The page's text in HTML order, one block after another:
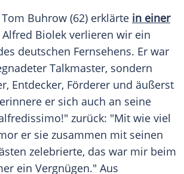
Tom Buhrow (62) erklärte in einer
Alfred Biolek verlieren wir ein
deutschen Fernsehens. Er war
Talkmaster, sondern
Entdecker, Förderer und äußerst
er sich auch an seine
zurück: "Mit wie viel
er sie zusammen mit seinen
zelebrierte, das war mir beim
ein Vergnügen." Aus